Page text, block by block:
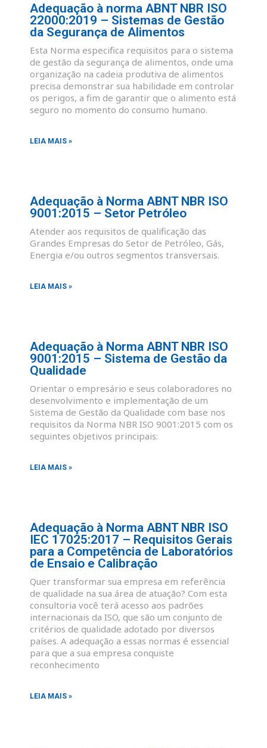
Adequação à norma ABNT NBR ISO
22000:2019 – Sistemas de Gestão
da Segurança de Alimentos
Esta Norma especifica requisitos para o sistema
de gestão da segurança de alimentos, onde uma
organização na cadeia produtiva de alimentos
precisa demonstrar sua habilidade em controlar
os perigos, a fim de garantir que o alimento está
seguro no momento do consumo humano.
LEIA MAIS »
Adequação à Norma ABNT NBR ISO
9001:2015 – Setor Petróleo
Atender aos requisitos de qualificação das
Grandes Empresas do Setor de Petróleo, Gás,
Energia e/ou outros segmentos transversais.
LEIA MAIS »
Adequação à Norma ABNT NBR ISO
9001:2015 – Sistema de Gestão da
Qualidade
Orientar o empresário e seus colaboradores no
desenvolvimento e implementação de um
Sistema de Gestão da Qualidade com base nos
requisitos da Norma NBR ISO 9001:2015 com os
seguintes objetivos principais:
LEIA MAIS »
Adequação à Norma ABNT NBR ISO
IEC 17025:2017 – Requisitos Gerais
para a Competência de Laboratórios
de Ensaio e Calibração
Quer transformar sua empresa em referência
de qualidade na sua área de atuação? Com esta
consultoria você terá acesso aos padrões
internacionais da ISO, que são um conjunto de
critérios de qualidade adotado por diversos
países. A adequação a essas normas é essencial
para que a sua empresa conquiste
reconhecimento
LEIA MAIS »